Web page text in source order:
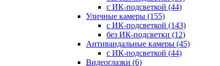
с ИК-подсветкой (44)
Уличные камеры (155)
с ИК-подсветкой (143)
без ИК-подсветки (12)
Антивандальные камеры (45)
с ИК-подсветкой (44)
Видеоглазки (6)